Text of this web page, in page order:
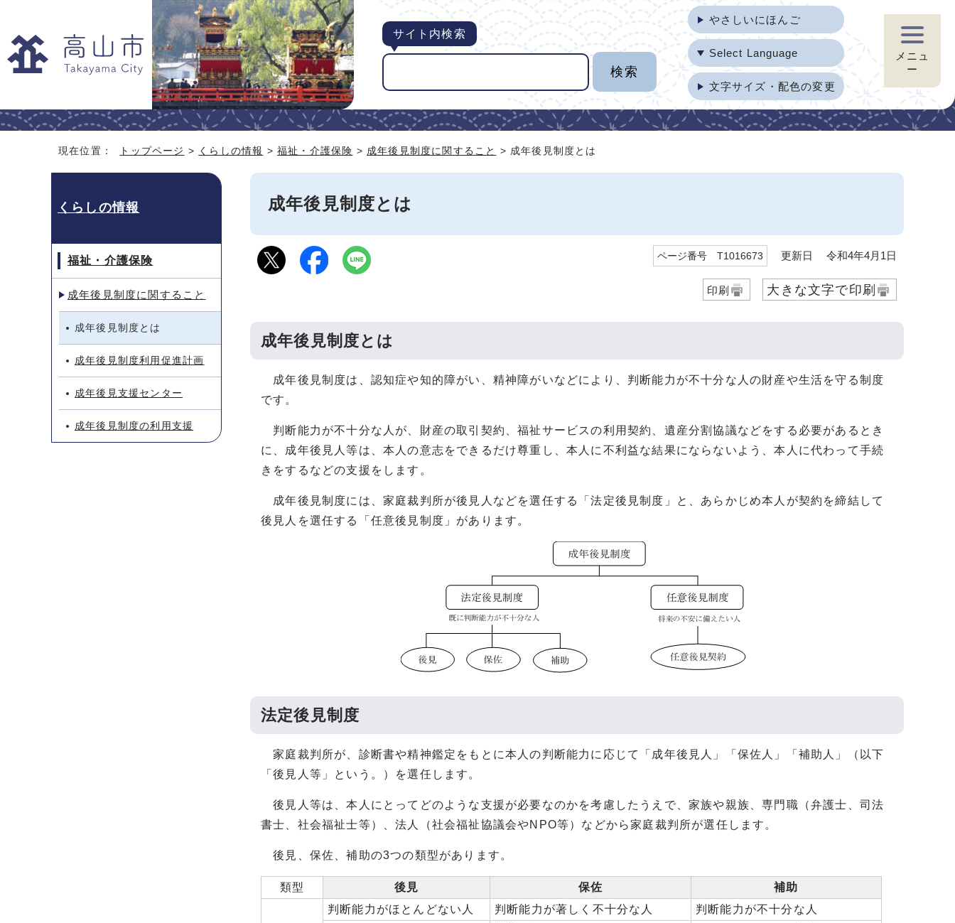
サイト内検索
やさしいにほんご
Select Language
文字サイズ・配色の変更
メニュ
ー
現在位置： トップページ > くらしの情報 >福祉・介護保険 > 成年後見制度に関すること > 成年後見制度とは
成年後見制度とは
ページ番号 T1016673 更新日 令和4年4月1日
印刷 大きな文字で印刷
成年後見制度とは
成年後見制度は、認知症や知的障がい、精神障がいなどにより、判断能力が不十分な人の財産や生活を守る制度
です。
判断能力が不十分な人が、財産の取引契約、福祉サービスの利用契約、遺産分割協議などをする必要があるとき
に、成年後見人等は、本人の意志をできるだけ尊重し、本人に不利益な結果にならないよう、本人に代わって手続
きをするなどの支援をします。
成年後見制度には、家庭裁判所が後見人などを選任する「法定後見制度」と、あらかじめ本人が契約を締結して
後見人を選任する「任意後見制度」があります。
法定後見制度
家庭裁判所が、診断書や精神鑑定をもとに本人の判断能力に応じて「成年後見人」「保佐人」「補助人」（以下
「後見人等」という。）を選任します。
後見人等は、本人にとってどのような支援が必要なのかを考慮したうえで、家族や親族、専門職（弁護士、司法
書士、社会福祉士等）、法人（社会福祉協議会やNPO等）などから家庭裁判所が選任します。
後見、保佐、補助の3つの類型があります。
類型 後見 保佐 補助
判断能力がほとんどない人 判断能力が著しく不十分な人 判断能力が不十分な人
くらしの情報
福祉・介護保険
成年後見制度に関すること
成年後見制度とは
成年後見制度利用促進計画
成年後見支援センター
成年後見制度の利用支援